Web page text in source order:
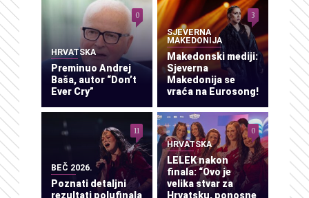
HRVATSKA
Preminuo Andrej
Baša, autor “Don’t
Ever Cry”
0
SJEVERNA
MAKEDONIJA
Makedonski mediji:
Sjeverna
Makedonija se
vraća na Eurosong!
3
BEČ 2026.
Poznati detaljni
rezultati polufinala
11
HRVATSKA
LELEK nakon
finala: “Ovo je
velika stvar za
Hrvatsku, ponosne
0